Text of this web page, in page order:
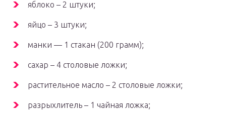
яблоко – 2 штуки;
яйцо – 3 штуки;
манки — 1 стакан (200 грамм);
сахар – 4 столовые ложки;
растительное масло – 2 столовые ложки;
разрыхлитель – 1 чайная ложка;